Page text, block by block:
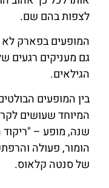
לצפות בהם שם.
המופעים בפארק לא
גם מעניקים רגעים
הגילאים.
בין המופעים
המיוחד שעושים
שנה, מופע –
הומור, פעולה
של סנטה קלאוס.